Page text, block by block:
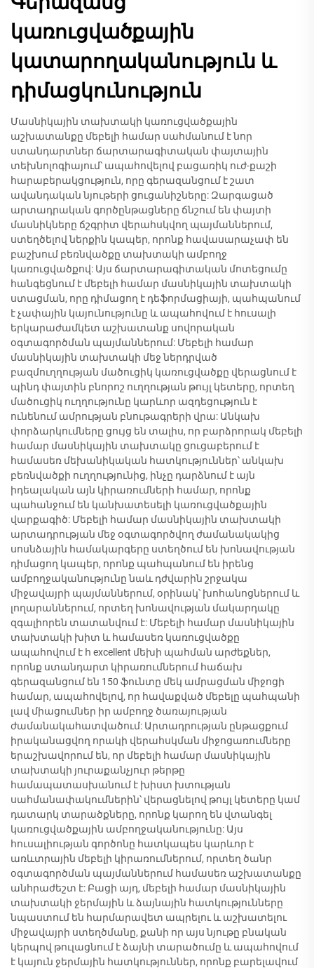
կառուցվածքային
կատարողականություն և
դիմացկունություն
Մասնիկային տախտակի կառուցվածքային
աշխատանքը մեբելի համար սահմանում է նոր
ստանդարտներ ճարտարագիտական փայտային
տեխնոլոգիայում՝ ապահովելով բացառիկ ուժ-քաշի
հարաբերակցություն, որը գերազանցում է շատ
ավանդական նյութերի ցուցանիշները: Զարգացած
արտադրական գործընթացները ճնշում են փայտի
մասնիկները ճշգրիտ վերահսկվող պայմաններում,
ստեղծելով ներքին կապեր, որոնք հավասարաչափ են
բաշխում բեռնվածքը տախտակի ամբողջ
կառուցվածքով: Այս ճարտարագիտական մոտեցումը
հանգեցնում է մեբելի համար մասնիկային տախտակի
ստացման, որը դիմացող է դեֆորմացիայի, պահպանում
է չափային կայունությունը և ապահովում է հուսալի
երկարաժամկետ աշխատանք սովորական
օգտագործման պայմաններում: Մեբելի համար
մասնիկային տախտակի մեջ ներդրված
բազմուղղության մածուցիկ կառուցվածքը վերացնում է
պինդ փայտին բնորոշ ուղղության թույլ կետերը, որտեղ
մածուցիկ ուղղությունը կարևոր ազդեցություն է
ունենում ամրության բնութագրերի վրա: Անկախ
փորձարկումները ցույց են տալիս, որ բարձրորակ մեբելի
համար մասնիկային տախտակը ցուցաբերում է
համասեռ մեխանիկական հատկություններ՝ անկախ
բեռնվածքի ուղղությունից, ինչը դարձնում է այն
իդեալական այն կիրառումների համար, որոնք
պահանջում են կանխատեսելի կառուցվածքային
վարքագիծ: Մեբելի համար մասնիկային տախտակի
արտադրության մեջ օգտագործվող ժամանակակից
սոսնձային համակարգերը ստեղծում են խոնավության
դիմացող կապեր, որոնք պահպանում են իրենց
ամբողջականությունը նաև դժվարին շրջակա
միջավայրի պայմաններում, օրինակ՝ խոհանոցներում և
լողարաններում, որտեղ խոնավության մակարդակը
զգալիորեն տատանվում է: Մեբելի համար մասնիկային
տախտակի խիտ և համասեռ կառուցվածքը
ապահովում է հ excellent մեխի պահման արժեքներ,
որոնք ստանդարտ կիրառումներում հաճախ
գերազանցում են 150 ֆունտը մեկ ամրացման միջոցի
համար, ապահովելով, որ հավաքված մեբելը պահպանի
լավ միացումներ իր ամբողջ ծառայության
ժամանակահատվածում: Արտադրության ընթացքում
իրականացվող որակի վերահսկման միջոցառումները
երաշխավորում են, որ մեբելի համար մասնիկային
տախտակի յուրաքանչյուր թերթը
համապատասխանում է խիստ խտության
սահմանափակումներին՝ վերացնելով թույլ կետերը կամ
դատարկ տարածքները, որոնք կարող են վտանգել
կառուցվածքային ամբողջականությունը: Այս
հուսալիության գործոնը հատկապես կարևոր է
առևտրային մեբելի կիրառումներում, որտեղ ծանր
օգտագործման պայմաններում համասեռ աշխատանքը
անհրաժեշտ է: Բացի այդ, մեբելի համար մասնիկային
տախտակի ջերմային և ձայնային հատկությունները
նպաստում են հարմարավետ ապրելու և աշխատելու
միջավայրի ստեղծմանը, քանի որ այս նյութը բնական
կերպով թուլացնում է ձայնի տարածումը և ապահովում
է կայուն ջերմային հատկություններ, որոնք բարելավում